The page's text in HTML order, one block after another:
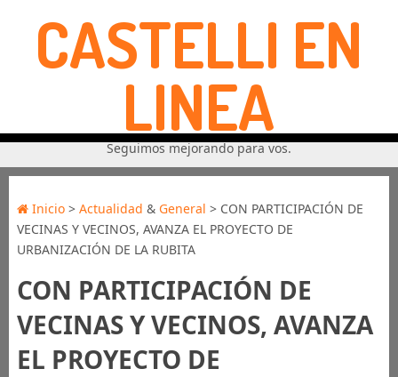
CASTELLI EN
LINEA
Seguimos mejorando para vos.
Inicio> Actualidad & General > CON PARTICIPACIÓN DE
VECINAS Y VECINOS, AVANZA EL PROYECTO DE
URBANIZACIÓN DE LA RUBITA
CON PARTICIPACIÓN DE
VECINAS Y VECINOS, AVANZA
EL PROYECTO DE